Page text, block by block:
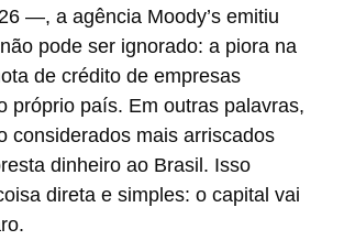
—, a agência Moody’s emitiu
pode ser ignorado: a piora na
de crédito de empresas
próprio país. Em outras palavras,
considerados mais arriscados
dinheiro ao Brasil. Isso
direta e simples: o capital vai